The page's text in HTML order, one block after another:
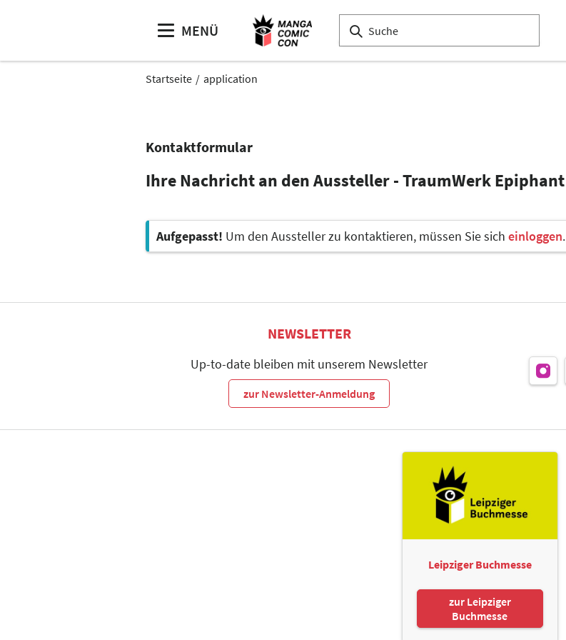
MENÜ
Startseite application
Kontaktformular
Ihre Nachricht an den Aussteller - TraumWerk Epiphant
Aufgepasst! Um den Aussteller zu kontaktieren, müssen Sie sich einloggen.
NEWSLETTER
Up-to-date bleiben mit unserem Newsletter
zur Newsletter-Anmeldung
Leipziger Buchmesse
zur Leipziger
Buchmesse